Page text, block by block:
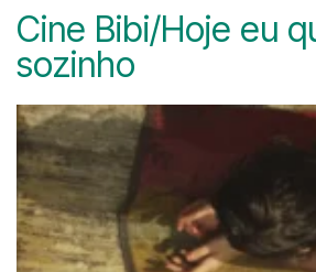
Cine Bibi/Hoje eu
sozinho